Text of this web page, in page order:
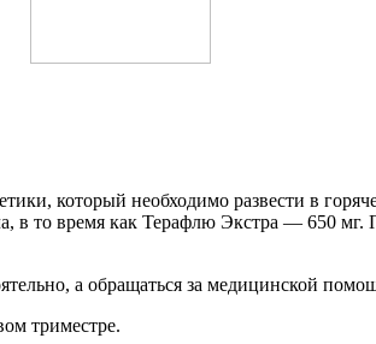
который необходимо развести в
в то время как Терафлю Экстра — 650
а обращаться за медицинской
триместре.